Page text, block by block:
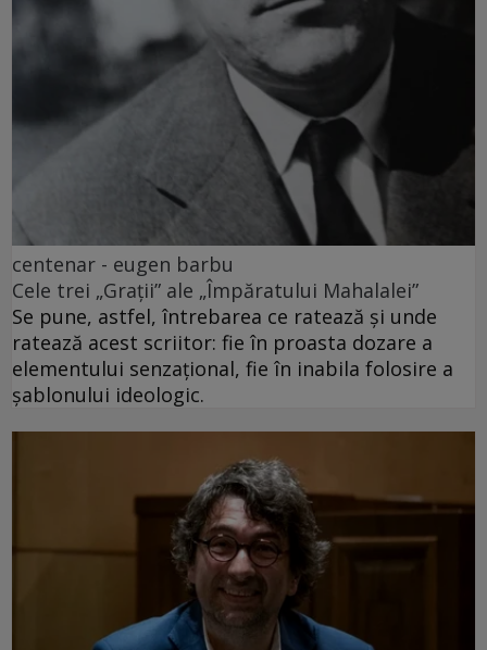
centenar - eugen barbu
Cele trei „Grații” ale „Împăratului Mahalalei”
Se pune, astfel, întrebarea ce ratează și unde
ratează acest scriitor: fie în proasta dozare a
elementului senzațional, fie în inabila folosire a
șablonului ideologic.